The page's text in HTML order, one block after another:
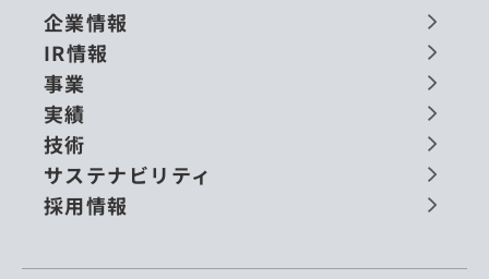
企業情報
IR情報
事業
実績
技術
サステナビリティ
採用情報